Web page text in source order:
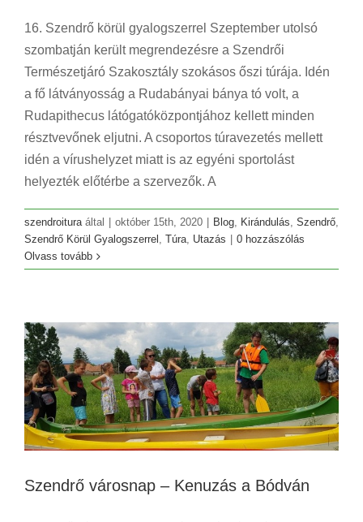
16. Szendrő körül gyalogszerrel Szeptember utolsó
szombatján került megrendezésre a Szendrői
Természetjáró Szakosztály szokásos őszi túrája. Idén
a fő látványosság a Rudabányai bánya tó volt, a
Rudapithecus látógatóközpontjához kellett minden
résztvevőnek eljutni. A csoportos túravezetés mellett
idén a vírushelyzet miatt is az egyéni sportolást
helyezték előtérbe a szervezők. A
szendroituraáltal október 15th, 2020 Blog, Kirándulás, Szendrő,
Szendrő Körül Gyalogszerrel , Túra, Utazás
0 hozzászólás
Olvass tovább
Szendrő városnap – Kenuzás a Bódván
Szendrő városnap – Kenuzás a Bódván